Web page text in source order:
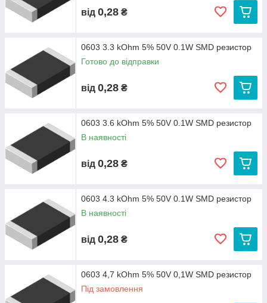
від 0,28 ₴
0603 3.3 kOhm 5% 50V 0.1W SMD резистор
Готово до відправки
від 0,28 ₴
0603 3.6 kOhm 5% 50V 0.1W SMD резистор
В наявності
від 0,28 ₴
0603 4.3 kOhm 5% 50V 0.1W SMD резистор
В наявності
від 0,28 ₴
0603 4,7 kOhm 5% 50V 0,1W SMD резистор
Під замовлення